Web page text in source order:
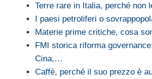
Terre rare in Italia, perché non
I paesi petroliferi o
Materie prime critiche, cosa
FMI storica riforma
Cina,…
Caffè, perché il suo prezzo è